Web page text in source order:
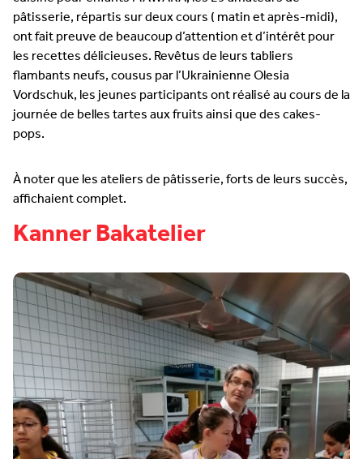
pâtisserie, répartis sur deux cours ( matin et après-midi),
ont fait preuve de beaucoup d’attention et d’intérêt pour
les recettes délicieuses. Revêtus de leurs tabliers
flambants neufs, cousus par l’Ukrainienne Olesia
Vordschuk, les jeunes participants ont réalisé au cours de la
journée de belles tartes aux fruits ainsi que des cakes-
pops.
À noter que les ateliers de pâtisserie, forts de leurs succès,
affichaient complet.
Kanner Bakatelier